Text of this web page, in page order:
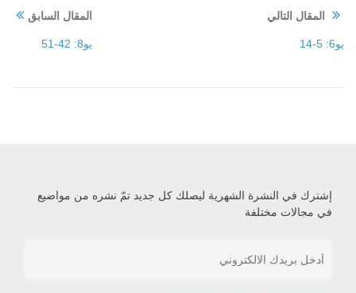
المقال السابق
يو8: 42-51
المقال التالي
يو6: 5-14
إشترك في النشرة الشهرية ليصلك كل جديد تمّ نشره من مواضيع
في مجالات مختلفة